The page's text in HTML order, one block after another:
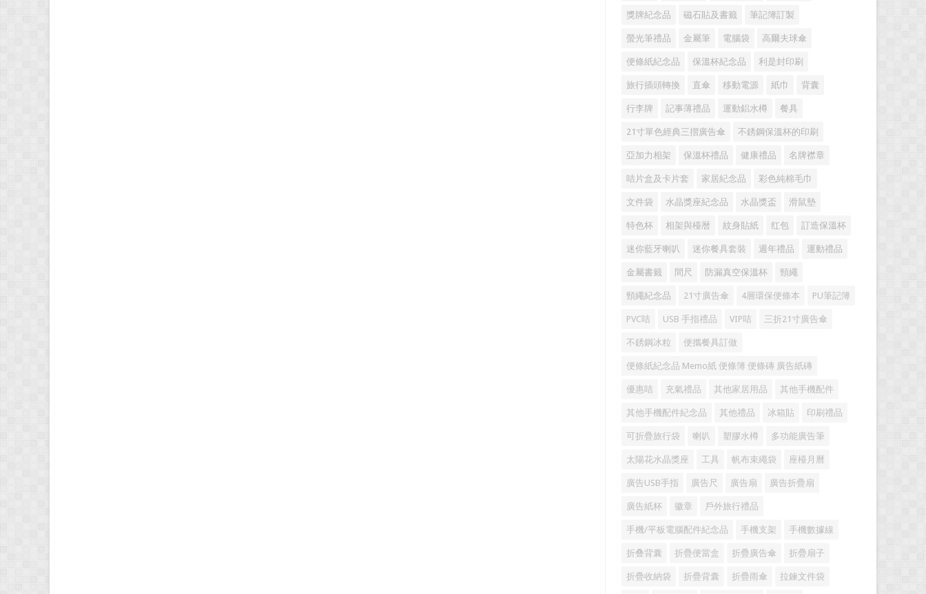
獎牌紀念品 磁石貼及書籤 筆記簿訂製
螢光筆禮品 金屬筆 電腦袋 高爾夫球傘
便條紙紀念品 保溫杯紀念品 利是封印刷
旅行插頭轉換 直傘 移動電源 紙巾 背囊
行李牌 記事薄禮品 運動鋁水樽 餐具
21寸單色經典三摺廣告傘 不銹鋼保溫杯的印刷
亞加力相架 保溫杯禮品 健康禮品 名牌襟章
咭片盒及卡片套 家居紀念品 彩色純棉毛巾
文件袋 水晶獎座紀念品 水晶獎盃 滑鼠墊
特色杯 相架與檯暦 紋身貼紙 红包 訂造保溫杯
迷你藍牙喇叭 迷你餐具套裝 週年禮品 運動禮品
金屬書籤 間尺 防漏真空保溫杯 頸繩
頸繩紀念品 21寸廣告傘 4層環保便條本 PU筆記簿
PVC咭 USB 手指禮品 VIP咭 三折21寸廣告傘
不銹鋼冰粒 便攜餐具訂做
便條紙紀念品 Memo紙 便條簿 便條磚 廣告紙磚
優惠咭 充氣禮品 其他家居用品 其他手機配件
其他手機配件紀念品 其他禮品 冰箱貼 印刷禮品
可折疊旅行袋 喇叭 塑膠水樽 多功能廣告筆
太陽花水晶獎座 工具 帆布束繩袋 座檯月曆
廣告USB手指 廣告尺 廣告扇 廣告折疊扇
廣告紙杯 徽章 戶外旅行禮品
手機/平板電腦配件紀念品 手機支架 手機數據線
折叠背囊 折疊便當盒 折疊廣告傘 折疊扇子
折疊收納袋 折疊背囊 折疊雨傘 拉鍊文件袋